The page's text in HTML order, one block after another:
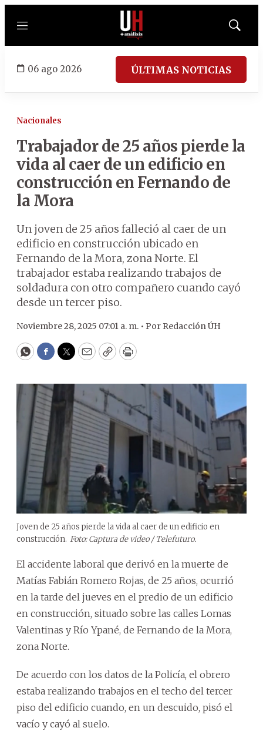
Menú
Mostrar
06 ago 2026 ÚLTIMAS NOTICIAS
Nacionales
Trabajador de 25 años pierde la
vida al caer de un edificio en
construcción en Fernando de
la Mora
Un joven de 25 años falleció al caer de un
edificio en construcción ubicado en
Fernando de la Mora, zona Norte. El
trabajador estaba realizando trabajos de
soldadura con otro compañero cuando cayó
desde un tercer piso.
Noviembre 28, 2025 07:01 a. m. • Por Redacción ÚH
WhatsApp
Facebook
Twitter
EmailCopyPrint
Joven de 25 años pierde la vida al caer de un edificio en
construcción. Foto: Captura de video / Telefuturo.
El accidente laboral que derivó en la muerte de
Matías Fabián Romero Rojas, de 25 años, ocurrió
en la tarde del jueves en el predio de un edificio
en construcción, situado sobre las calles Lomas
Valentinas y Río Ypané, de Fernando de la Mora,
zona Norte.
De acuerdo con los datos de la Policía, el obrero
estaba realizando trabajos en el techo del tercer
piso del edificio cuando, en un descuido, pisó el
vacío y cayó al suelo.